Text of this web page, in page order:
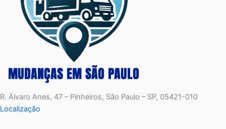
R. Álvaro Anes, 47 – Pinheiros, São Paulo – SP, 05421-010
Localização